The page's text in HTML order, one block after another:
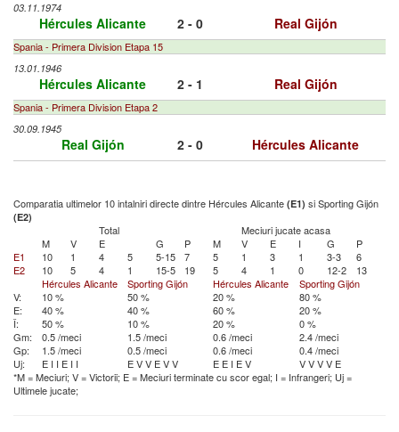
03.11.1974
Hércules Alicante 2 - 0 Real Gijón
Spania - Primera Division Etapa 15
13.01.1946
Hércules Alicante 2 - 1 Real Gijón
Spania - Primera Division Etapa 2
30.09.1945
Real Gijón 2 - 0 Hércules Alicante
Comparatia ultimelor 10 intalniri directe dintre Hércules Alicante (E1) si Sporting Gijón
(E2)
Total
Meciuri jucate acasa
M
V E G P M V E I G
P
E1
10 1 4 5 5-15 7 5 1 3 1 3-3
6
E2
10 5 4 1 15-5 19 5 4 1 0 12-2
13
Hércules Alicante
Sporting Gijón Hércules Alicante
Sporting Gijón
V:
10 % 50 % 20 %
80 %
E:
40 % 40 % 60 %
20 %
Î:
50 % 10 % 20 %
0 %
Gm:
0.5 /meci 1.5 /meci 0.6 /meci
2.4 /meci
Gp:
1.5 /meci 0.5 /meci 0.6 /meci
0.4 /meci
Uj:
E I I E I I EVV EVV E E I EV VVVV E
*M = Meciuri; V = Victorii; E = Meciuri terminate cu scor egal; I = Infrangeri; Uj =
Ultimele jucate;